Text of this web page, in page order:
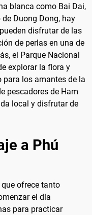
blanca como Bai Dai,
Duong Dong, hay
disfrutar de las
de perlas en una de
el Parque Nacional
explorar la flora y
los amantes de la
pescadores de Ham
local y disfrutar de
a Phú
ofrece tanto
el día
para practicar